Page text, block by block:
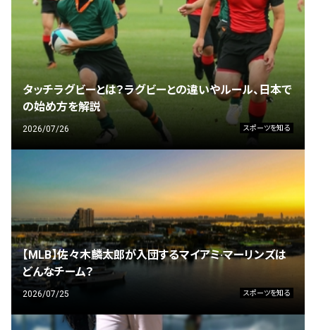
タッチラグビーとは？ラグビーとの違いやルール、日本で
の始め方を解説
2026/07/26 スポーツを知る
【MLB】佐々木麟太郎が入団するマイアミ·マーリンズは
どんなチーム？
2026/07/25 スポーツを知る